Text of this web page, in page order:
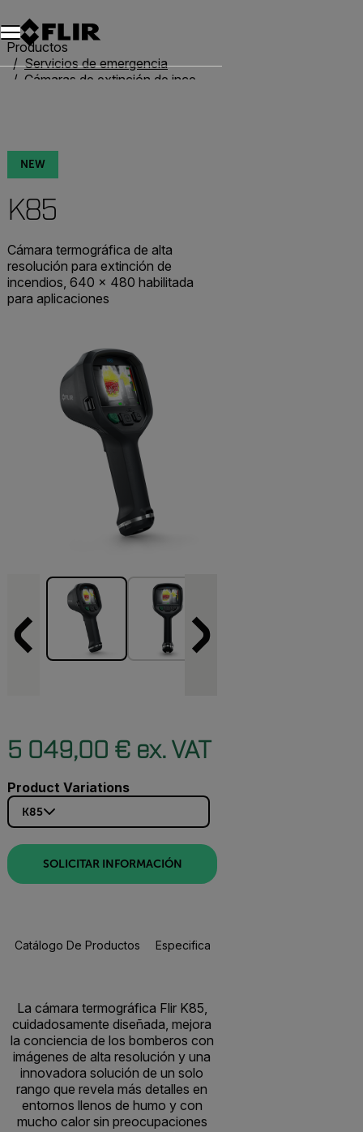
Unread messages
Modelo
Eliminar
artículos
artículo
Añadir al carro
Añadido al carro
Productos
Servicios de emergencia
Cámaras de extinción de incendios
NEW
K85
Cámara termográfica de alta
resolución para extinción de
incendios, 640 × 480 habilitada
para aplicaciones
5 049,00 € ex. VAT
Product Variations
K85
SOLICITAR INFORMACIÓN
Catálogo De Productos Especificaciones
La cámara termográfica Flir K85,
cuidadosamente diseñada, mejora
la conciencia de los bomberos con
imágenes de alta resolución y una
innovadora solución de un solo
rango que revela más detalles en
entornos llenos de humo y con
mucho calor sin preocupaciones